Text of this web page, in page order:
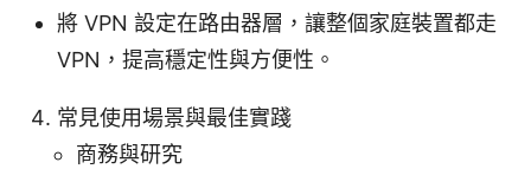
將 VPN 設定在路由器層，讓整個家庭裝置都走
VPN，提高穩定性與方便性。
常見使用場景與最佳實踐
商務與研究